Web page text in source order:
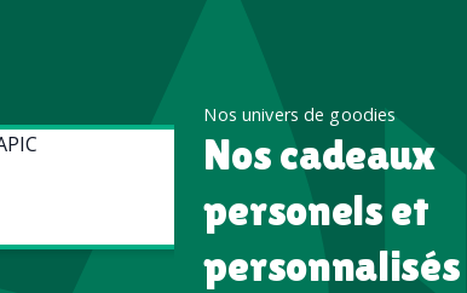
Goodies
High tech
Nos univers de goodies
Nos cadeaux
personels et
personnalisés